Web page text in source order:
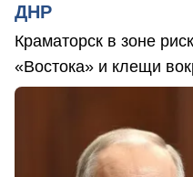
ДНР
Краматорск в зоне
«Востока» и клещи